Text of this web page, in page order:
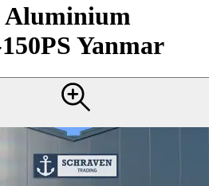
Aluminium
Yanmar